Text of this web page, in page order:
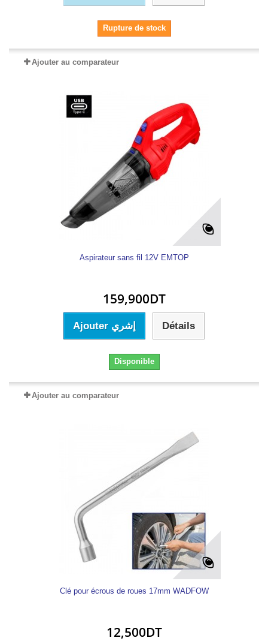
Rupture de stock
Ajouter au comparateur
Aspirateur sans fil 12V EMTOP
159,900DT
Ajouter إشري Détails
Disponible
Ajouter au comparateur
Clé pour écrous de roues 17mm WADFOW
12,500DT